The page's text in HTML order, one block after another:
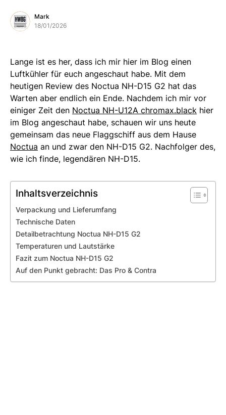
Mark
18/01/2026
Lange ist es her, dass ich mir hier im Blog einen
Luftkühler für euch angeschaut habe. Mit dem
heutigen Review des Noctua NH-D15 G2 hat das
Warten aber endlich ein Ende. Nachdem ich mir vor
einiger Zeit den Noctua NH-U12A chromax.black hier
im Blog angeschaut habe, schauen wir uns heute
gemeinsam das neue Flaggschiff aus dem Hause
Noctua an und zwar den NH-D15 G2. Nachfolger des,
wie ich finde, legendären NH-D15.
Inhaltsverzeichnis
Verpackung und Lieferumfang
Technische Daten
Detailbetrachtung Noctua NH-D15 G2
Temperaturen und Lautstärke
Fazit zum Noctua NH-D15 G2
Auf den Punkt gebracht: Das Pro & Contra